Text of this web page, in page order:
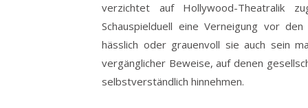
verzichtet auf Hollywood-Theatralik
Schauspielduell eine Verneigung vor
hässlich oder grauenvoll sie auch sein
vergänglicher Beweise, auf denen
selbstverständlich hinnehmen.